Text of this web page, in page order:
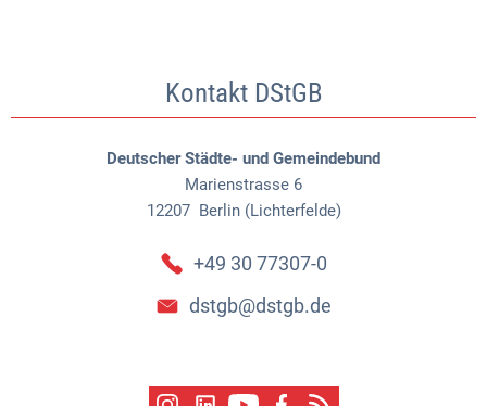
Kontakt DStGB
Deutscher Städte- und Gemeindebund
Marienstrasse 6
12207 Berlin (Lichterfelde)
+49 30 77307-0
dstgb@dstgb.de